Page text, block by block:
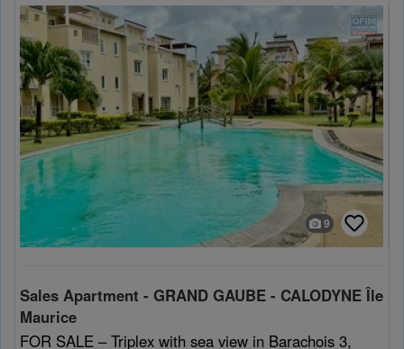
9
Sales Apartment - GRAND GAUBE - CALODYNE Île
Maurice
FOR SALE – Triplex with sea view in Barachois 3,